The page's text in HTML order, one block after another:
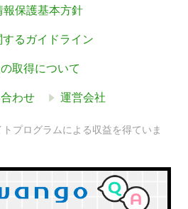
報保護基本方針
るガイドライン
取得について
わせ 運営会社
プログラムによる収益を得ていま